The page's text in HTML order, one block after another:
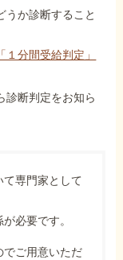
うか診断すること
分間受給判定」
診断判定をお知ら
専門家として
必要です。
でご用意いただ